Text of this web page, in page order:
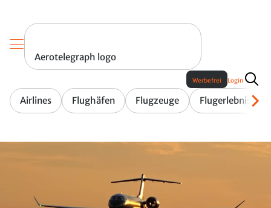
Aerotelegraph logo
Airlines Flughäfen Flugzeuge Flugerlebnis
Werbefrei Login